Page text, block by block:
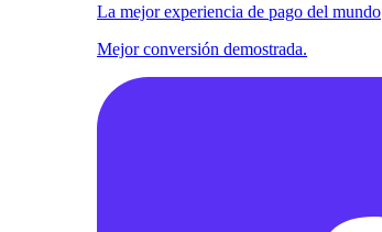
La mejor experiencia de pago del mundo
Mejor conversión demostrada.